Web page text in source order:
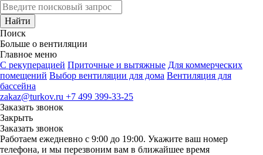
Найти
Поиск
Больше о вентиляции
Главное меню
C рекуперацией Приточные и вытяжные Для коммерческих
помещений Выбор вентиляции для дома Вентиляция для
бассейна
zakaz@turkov.ru +7 499 399-33-25
Заказать звонок
Закрыть
Заказать звонок
Работаем ежедневно с 9:00 до 19:00. Укажите ваш номер
телефона, и мы перезвоним вам в ближайшее время